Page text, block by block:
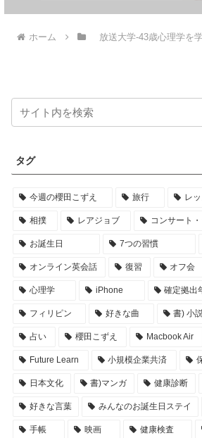
ホーム 放送大学-43歳心理学を
タグ
今週の櫻田こずえ 旅行 レ
相撲 レアジョブ コンサート
お誕生日 7つの習慣
オンライン英会話 復習 オフ会
心理学 iPhone 確定拠出
フィリピン 好きな曲 書) 小
占い 櫻田こずえ Macbook Air
Future Learn 小規模企業共済
日本文化 書)マンガ 健康診断
好きな言葉 みんなのお誕生日ステイ
手帳 映画 健康検査